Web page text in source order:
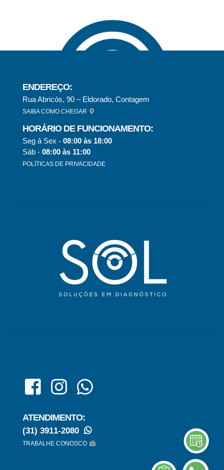
ENDEREÇO:
Rua Abricós, 90 – Eldorado, Contagem
SAIBA COMO CHEGAR
HORÁRIO DE FUNCIONAMENTO:
Seg à Sex - 08:00 às 18:00
Sáb - 08:00 às 11:00
POLÍTICAS DE PRIVACIDADE
ATENDIMENTO:
(31) 3911-2080
TRABALHE CONOSCO